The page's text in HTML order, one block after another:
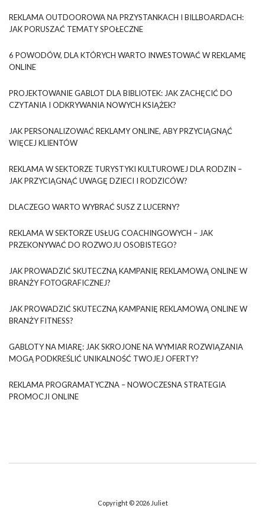
REKLAMA OUTDOOROWA NA PRZYSTANKACH I BILLBOARDACH:
JAK PORUSZAĆ TEMATY SPOŁECZNE
6 POWODÓW, DLA KTÓRYCH WARTO INWESTOWAĆ W REKLAMĘ
ONLINE
PROJEKTOWANIE GABLOT DLA BIBLIOTEK: JAK ZACHĘCIĆ DO
CZYTANIA I ODKRYWANIA NOWYCH KSIĄŻEK?
JAK PERSONALIZOWAĆ REKLAMY ONLINE, ABY PRZYCIĄGNĄĆ
WIĘCEJ KLIENTÓW
REKLAMA W SEKTORZE TURYSTYKI KULTUROWEJ DLA RODZIN –
JAK PRZYCIĄGNĄĆ UWAGĘ DZIECI I RODZICÓW?
DLACZEGO WARTO WYBRAĆ SUSZ Z LUCERNY?
REKLAMA W SEKTORZE USŁUG COACHINGOWYCH – JAK
PRZEKONYWAĆ DO ROZWOJU OSOBISTEGO?
JAK PROWADZIĆ SKUTECZNĄ KAMPANIĘ REKLAMOWĄ ONLINE W
BRANŻY FOTOGRAFICZNEJ?
JAK PROWADZIĆ SKUTECZNĄ KAMPANIĘ REKLAMOWĄ ONLINE W
BRANŻY FITNESS?
GABLOTY NA MIARĘ: JAK SKROJONE NA WYMIAR ROZWIĄZANIA
MOGĄ PODKREŚLIĆ UNIKALNOŚĆ TWOJEJ OFERTY?
REKLAMA PROGRAMATYCZNA – NOWOCZESNA STRATEGIA
PROMOCJI ONLINE
Copyright © 2026 Juliet